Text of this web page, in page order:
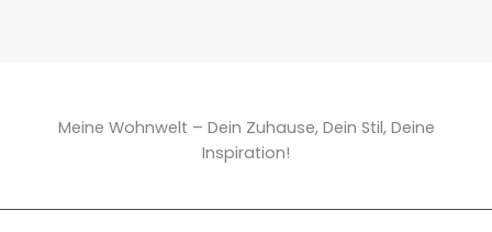
Meine Wohnwelt – Dein Zuhause, Dein Stil, Deine
Inspiration!